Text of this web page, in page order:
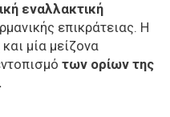
εναλλακτική
επικράτειας. Η
μία μείζονα
των ορίων της